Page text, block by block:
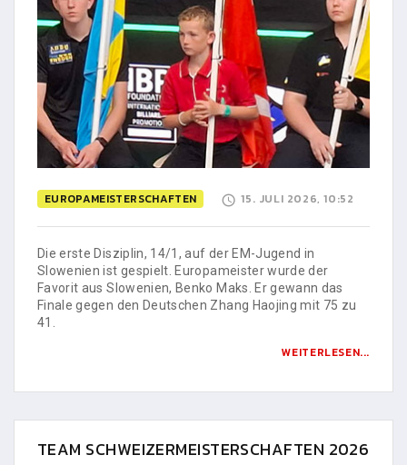
EUROPAMEISTERSCHAFTEN 15. JULI 2026, 10:52
Die erste Disziplin, 14/1, auf der EM-Jugend in
Slowenien ist gespielt. Europameister wurde der
Favorit aus Slowenien, Benko Maks. Er gewann das
Finale gegen den Deutschen Zhang Haojing mit 75 zu
41.
WEITERLESEN...
TEAM SCHWEIZERMEISTERSCHAFTEN 2026